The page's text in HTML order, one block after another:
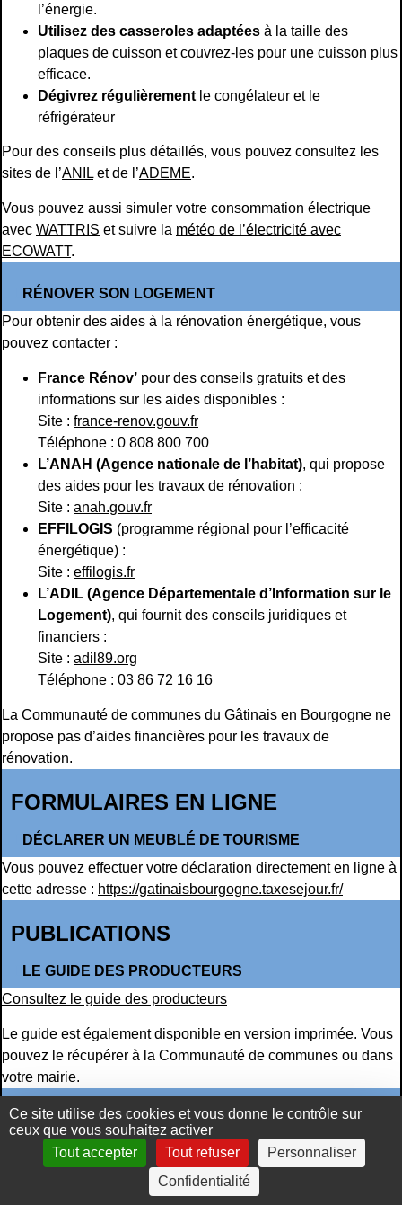
Ce site utilise des cookies et vous donne le contrôle sur
ceux que vous souhaitez activer
Tout accepter
Tout refuser
Personnaliser
Confidentialité
l’énergie.
Utilisez des casseroles adaptées à la taille des
plaques de cuisson et couvrez-les pour une cuisson plus
efficace.
Dégivrez régulièrement le congélateur et le
réfrigérateur
Pour des conseils plus détaillés, vous pouvez consultez les
sites de l’ANIL et de l’ADEME.
Vous pouvez aussi simuler votre consommation électrique
avec WATTRIS et suivre la météo de l’électricité avec
ECOWATT.
RÉNOVER SON LOGEMENT
Pour obtenir des aides à la rénovation énergétique, vous
pouvez contacter :
France Rénov’ pour des conseils gratuits et des
informations sur les aides disponibles :
Site : france-renov.gouv.fr
Téléphone : 0 808 800 700
L’ANAH (Agence nationale de l’habitat), qui propose
des aides pour les travaux de rénovation :
Site : anah.gouv.fr
EFFILOGIS (programme régional pour l’efficacité
énergétique) :
Site : effilogis.fr
L’ADIL (Agence Départementale d’Information sur le
Logement), qui fournit des conseils juridiques et
financiers :
Site : adil89.org
Téléphone : 03 86 72 16 16
La Communauté de communes du Gâtinais en Bourgogne ne
propose pas d’aides financières pour les travaux de
rénovation.
FORMULAIRES EN LIGNE
DÉCLARER UN MEUBLÉ DE TOURISME
Vous pouvez effectuer votre déclaration directement en ligne à
cette adresse : https://gatinaisbourgogne.taxesejour.fr/
PUBLICATIONS
LE GUIDE DES PRODUCTEURS
Consultez le guide des producteurs
Le guide est également disponible en version imprimée. Vous
pouvez le récupérer à la Communauté de communes ou dans
votre mairie.
LA LETTRE DU GÂTINAIS EN BOURGOGNE
La Lettre du Gâtinais est le bulletin d’information de la
Communauté de communes du Gâtinais en Bourgogne. Elle
vous informe sur les projets locaux, les événements à venir et